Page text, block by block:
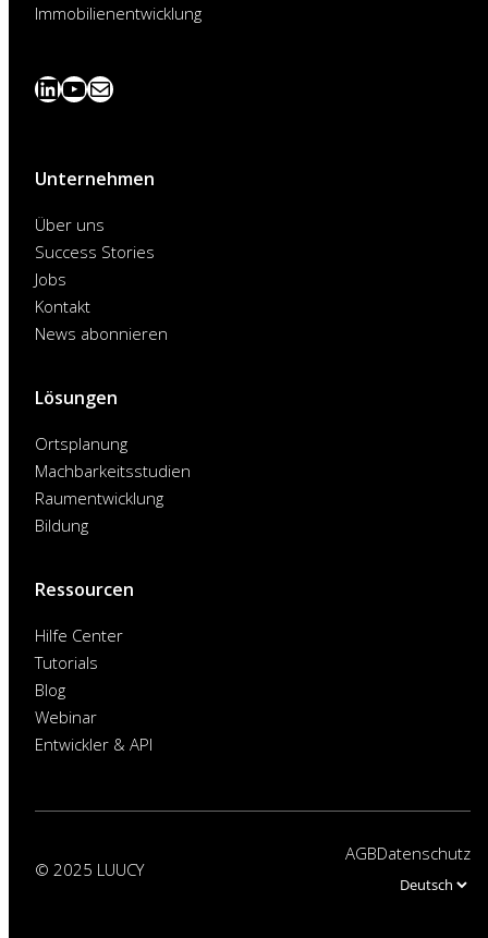
Immobilienentwicklung
LinkedIn
YouTube
News
Unternehmen
Über uns
Success Stories
Jobs
Kontakt
News abonnieren
Lösungen
Ortsplanung
Machbarkeitsstudien
Raumentwicklung
Bildung
Ressourcen
Hilfe Center
Tutorials
Blog
Webinar
Entwickler & API
© 2025 LUUCY
AGBDatenschutz
Choose